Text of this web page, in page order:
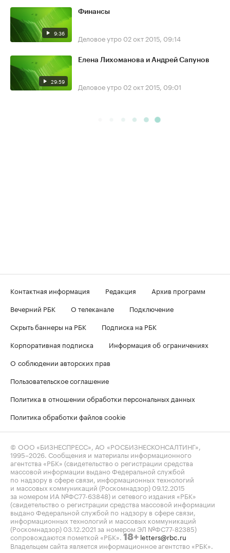
9:36
Финансы
Деловое утро 02 окт 2015, 09:14
29:59
Елена Лихоманова и Андрей Сапунов
Деловое утро 02 окт 2015, 09:01
Контактная информация Редакция
Архив программ
Вечерний РБК
О телеканале
Подключение
Скрыть баннеры на РБК
Подписка на РБК
Корпоративная подписка
Информация об ограничениях
О соблюдении авторских прав
Пользовательское соглашение
Политика в отношении обработки персональных данных
Политика обработки файлов cookie
© ООО «БИЗНЕСПРЕСС», АО «РОСБИЗНЕСКОНСАЛТИНГ»,
1995–2026 . Сообщения и материалы информационного
агентства «РБК» (свидетельство о регистрации средства
массовой информации выдано Федеральной службой
по надзору в сфере связи, информационных технологий
и массовых коммуникаций (Роскомнадзор) 09.12.2015
за номером ИА №ФС77-63848) и сетевого издания «РБК»
(свидетельство о регистрации средства массовой информации
выдано Федеральной службой по надзору в сфере связи,
информационных технологий и массовых коммуникаций
(Роскомнадзор) 03.12.2021 за номером ЭЛ №ФС77-82385)
сопровождаются пометкой «РБК». 18+ letters@rbc.ru
Владельцем сайта является информационное агентство «РБК».